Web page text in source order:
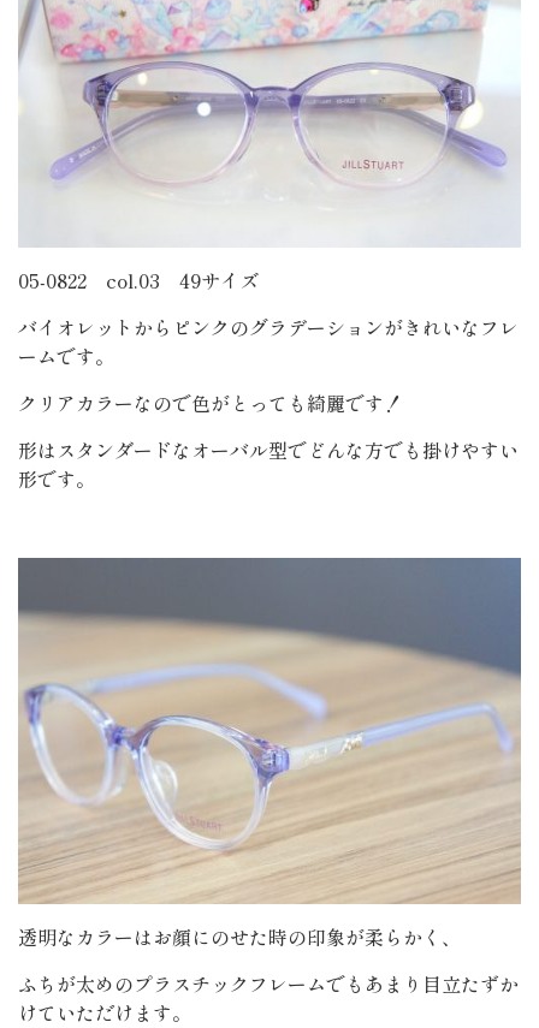
05-0822 col.03 49サイズ
バイオレットからピンクのグラデーションがきれいなフレ
ームです。
クリアカラーなので色がとっても綺麗です！
形はスタンダードなオーバル型でどんな方でも掛けやすい
形です。
透明なカラーはお顔にのせた時の印象が柔らかく、
ふちが太めのプラスチックフレームでもあまり目立たずか
けていただけます。